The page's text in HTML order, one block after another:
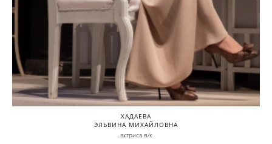
ХАДАЕВА
ЭЛЬВИНА МИХАЙЛОВНА
актриса в/к